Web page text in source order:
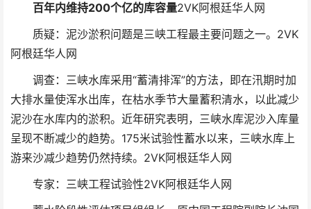
百年内维持200个亿的库容量2VK阿根廷华人网
质疑：泥沙淤积问题是三峡工程最主要问题之一。 2VK
阿根廷华人网
调查：三峡水库采用“蓄清排浑”的方法，即在汛期时加
大排水量使浑水出库，在枯水季节大量蓄积清水，以此减少
泥沙在水库内的淤积。近年研究表明，三峡水库泥沙入库量
呈现不断减少的趋势。175米试验性蓄水以来，三峡水库上
游来沙减少趋势仍然持续。 2VK阿根廷华人网
专家：三峡工程试验性2VK阿根廷华人网